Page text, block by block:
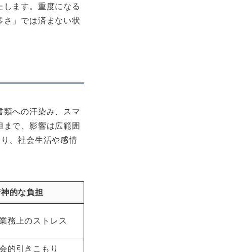
ます。重度になる
」では済まない状
への汗染み、スマ
で、影響は広範囲
、社会生活や感情
的な負担
務上のストレス
的引きこもり